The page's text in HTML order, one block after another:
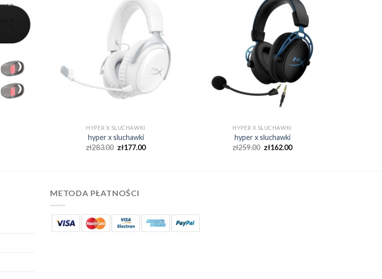
HYPER X SLUCHAWKI
hyper x sluchawki
zł283.00 zł177.00
HYPER X SLUCHAWKI
hyper x sluchawki
zł259.00 zł162.00
METODA PŁATNOŚCI